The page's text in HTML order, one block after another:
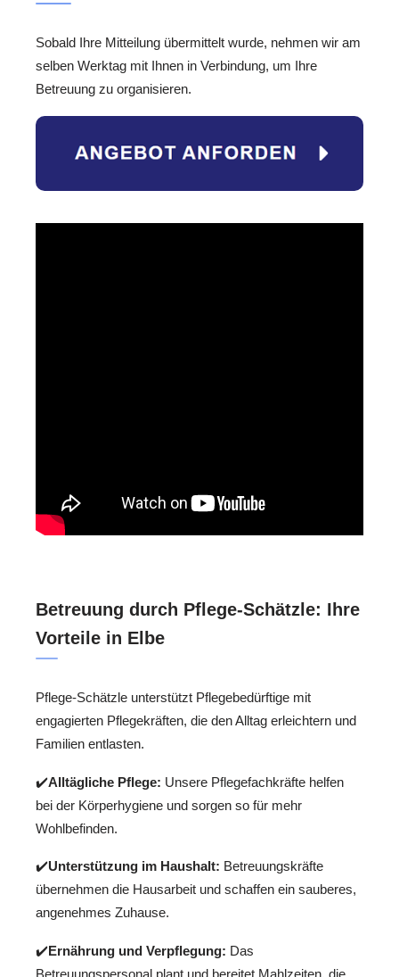
Sobald Ihre Mitteilung übermittelt wurde, nehmen wir am
selben Werktag mit Ihnen in Verbindung, um Ihre
Betreuung zu organisieren.
Betreuung durch Pflege-Schätzle: Ihre
Vorteile in Elbe
Pflege-Schätzle unterstützt Pflegebedürftige mit
engagierten Pflegekräften, die den Alltag erleichtern und
Familien entlasten.
✔️Alltägliche Pflege: Unsere Pflegefachkräfte helfen
bei der Körperhygiene und sorgen so für mehr
Wohlbefinden.
✔️Unterstützung im Haushalt: Betreuungskräfte
übernehmen die Hausarbeit und schaffen ein sauberes,
angenehmes Zuhause.
✔️Ernährung und Verpflegung: Das
Betreuungspersonal plant und bereitet Mahlzeiten, die